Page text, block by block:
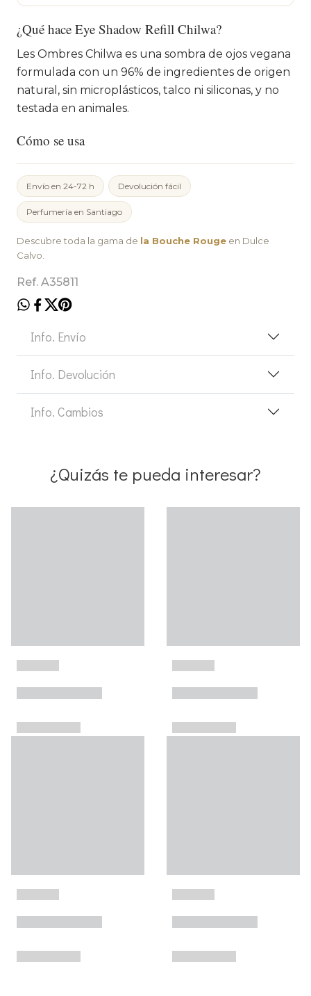
¿Qué hace Eye Shadow Refill Chilwa?
Les Ombres Chilwa es una sombra de ojos vegana
formulada con un 96% de ingredientes de origen
natural, sin microplásticos, talco ni siliconas, y no
testada en animales.
Cómo se usa
Envío en 24-72 h Devolución fácil
Perfumería en Santiago
Descubre toda la gama de la Bouche Rouge en Dulce
Calvo.
Ref. A35811
Info. Envío
Info. Devolución
Info. Cambios
¿Quizás te pueda interesar?